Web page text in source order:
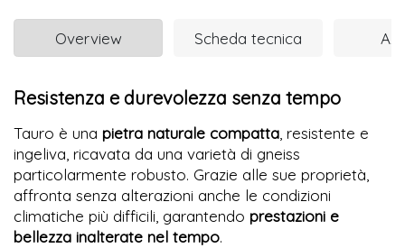
Overview Scheda tecnica
Resistenza e durevolezza senza tempo
Tauro è una pietra naturale compatta , resistente e
ingeliva, ricavata da una varietà di gneiss
particolarmente robusto. Grazie alle sue proprietà,
affronta senza alterazioni anche le condizioni
climatiche più difficili, garantendo prestazioni e
bellezza inalterate nel tempo.